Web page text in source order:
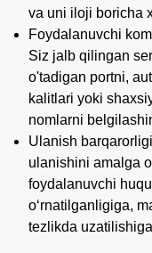
va uni iloji boricha
Foydalanuvchi
Siz jalb qilingan
o'tadigan portni,
kalitlari yoki
nomlarni
Ulanish
ulanishini amalga
foydalanuvchi
oʻrnatilganligiga,
tezlikda